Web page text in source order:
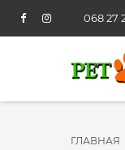
068 27
ГЛАВНАЯ